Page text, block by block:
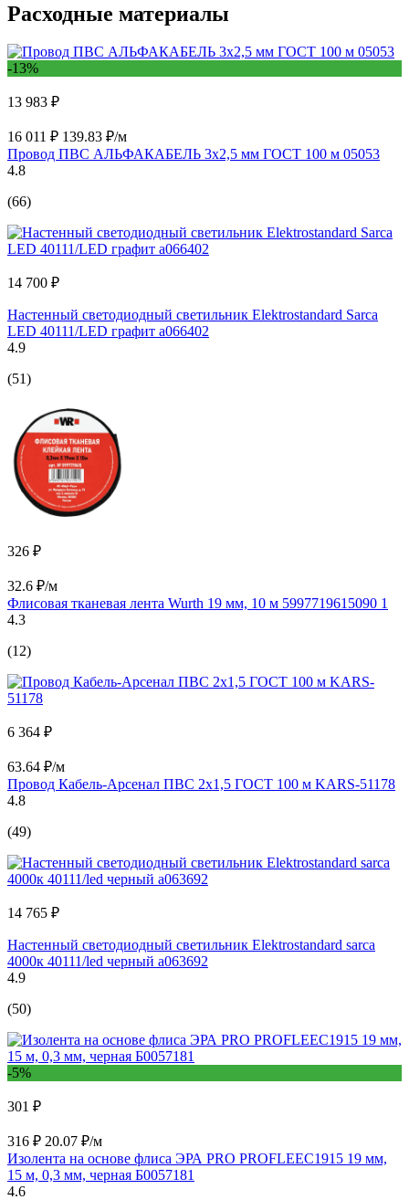
Расходные материалы
-13%
13 983 ₽
16 011 ₽ 139.83 ₽/м
Провод ПВС АЛЬФАКАБЕЛЬ 3х2,5 мм ГОСТ 100 м 05053
4.8
(66)
14 700 ₽
Настенный светодиодный светильник Elektrostandard Sarca
LED 40111/LED графит a066402
4.9
(51)
326 ₽
32.6 ₽/м
Флисовая тканевая лента Wurth 19 мм, 10 м 5997719615090 1
4.3
(12)
6 364 ₽
63.64 ₽/м
Провод Кабель-Арсенал ПВС 2х1,5 ГОСТ 100 м KARS-51178
4.8
(49)
14 765 ₽
Настенный светодиодный светильник Elektrostandard sarca
4000к 40111/led черный a063692
4.9
(50)
-5%
301 ₽
316 ₽ 20.07 ₽/м
Изолента на основе флиса ЭРА PRO PROFLEEC1915 19 мм,
15 м, 0,3 мм, черная Б0057181
4.6